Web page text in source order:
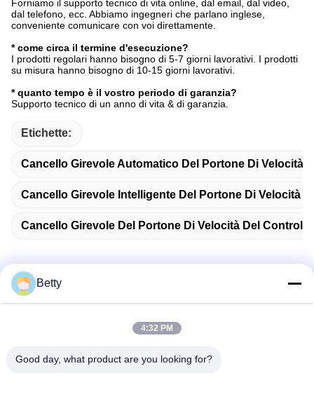
Forniamo il supporto tecnico di vita online, dal email, dal video,
dal telefono, ecc. Abbiamo ingegneri che parlano inglese,
conveniente comunicare con voi direttamente.
* come circa il termine d'esecuzione?
I prodotti regolari hanno bisogno di 5-7 giorni lavorativi. I prodotti
su misura hanno bisogno di 10-15 giorni lavorativi.
* quanto tempo è il vostro periodo di garanzia?
Supporto tecnico di un anno di vita & di garanzia.
Etichette:
Cancello Girevole Automatico Del Portone Di Velocità
Cancello Girevole Intelligente Del Portone Di Velocità
Cancello Girevole Del Portone Di Velocità Del
No. 106, strada del sud di Tangtian, città di Tangxia,
Betty
4:32 PM
Good day, what product are you looking for?